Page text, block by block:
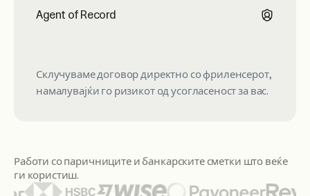
Agent of Record
Склучуваме договор директно со фриленсерот,
намалувајќи го ризикот од усогласеност за вас.
Работи со паричниците и банкарските сметки што веќе
ги користиш.